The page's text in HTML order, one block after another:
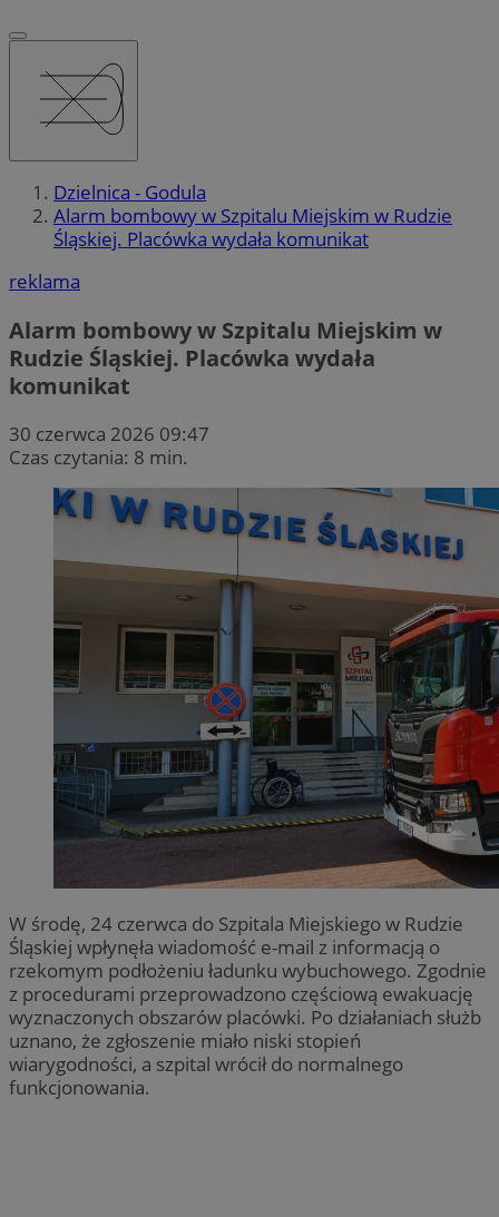
Dzielnica - Godula
Alarm bombowy w Szpitalu Miejskim w Rudzie
Śląskiej. Placówka wydała komunikat
reklama
Alarm bombowy w Szpitalu Miejskim w
Rudzie Śląskiej. Placówka wydała
komunikat
30 czerwca 2026 09:47
Czas czytania: 8 min.
W środę, 24 czerwca do Szpitala Miejskiego w Rudzie
Śląskiej wpłynęła wiadomość e-mail z informacją o
rzekomym podłożeniu ładunku wybuchowego. Zgodnie
z procedurami przeprowadzono częściową ewakuację
wyznaczonych obszarów placówki. Po działaniach służb
uznano, że zgłoszenie miało niski stopień
wiarygodności, a szpital wrócił do normalnego
funkcjonowania.